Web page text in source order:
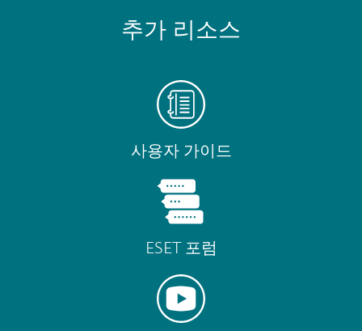
추가 리소스
사용자 가이드
ESET 포럼